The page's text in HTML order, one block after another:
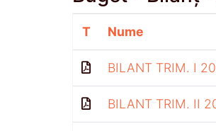
T Nume
BILANT TRIM. I
BILANT TRIM. II